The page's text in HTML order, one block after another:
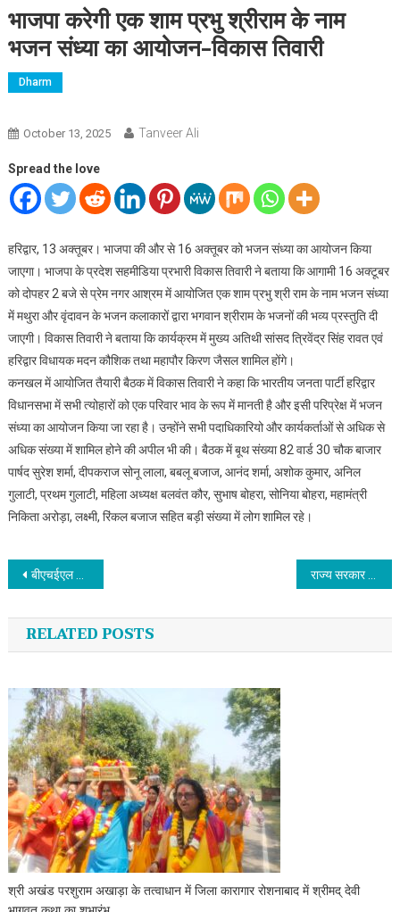
भाजपा करेगी एक शाम प्रभु श्रीराम के नाम
भजन संध्या का आयोजन-विकास तिवारी
Dharm
October 13, 2025 Tanveer Ali
Spread the love
हरिद्वार, 13 अक्तूबर। भाजपा की और से 16 अक्तूबर को भजन संध्या का आयोजन किया
जाएगा। भाजपा के प्रदेश सहमीडिया प्रभारी विकास तिवारी ने बताया कि आगामी 16 अक्टूबर
को दोपहर 2 बजे से प्रेम नगर आश्रम में आयोजित एक शाम प्रभु श्री राम के नाम भजन संध्या
में मथुरा और वृंदावन के भजन कलाकारों द्वारा भगवान श्रीराम के भजनों की भव्य प्रस्तुति दी
जाएगी। विकास तिवारी ने बताया कि कार्यक्रम में मुख्य अतिथी सांसद त्रिवेंद्र सिंह रावत एवं
हरिद्वार विधायक मदन कौशिक तथा महापौर किरण जैसल शामिल होंगे।
कनखल में आयोजित तैयारी बैठक में विकास तिवारी ने कहा कि भारतीय जनता पार्टी हरिद्वार
विधानसभा में सभी त्योहारों को एक परिवार भाव के रूप में मानती है और इसी परिप्रेक्ष में भजन
संध्या का आयोजन किया जा रहा है। उन्होंने सभी पदाधिकारियो और कार्यकर्ताओं से अधिक से
अधिक संख्या में शामिल होने की अपील भी की। बैठक में बूथ संख्या 82 वार्ड 30 चौक बाजार
पार्षद सुरेश शर्मा, दीपकराज सोनू लाला, बबलू बजाज, आनंद शर्मा, अशोक कुमार, अनिल
गुलाटी, प्रथम गुलाटी, महिला अध्यक्ष बलवंत कौर, सुभाष बोहरा, सोनिया बोहरा, महामंत्री
निकिता अरोड़ा, लक्ष्मी, रिंकल बजाज सहित बड़ी संख्या में लोग शामिल रहे।
Post navigation
बीएचईएल में किया बीएमडी एवं पीएफटी जांच शिविर का आयोजन
RELATED POSTS
श्री अखंड परशुराम अखाड़ा के तत्वाधान में जिला कारागार रोशनाबाद में श्रीमद् देवी